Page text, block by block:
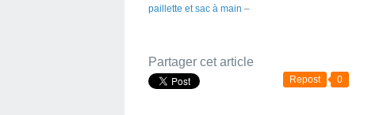
paillette et sac à main –
Partager cet article
Repost 0